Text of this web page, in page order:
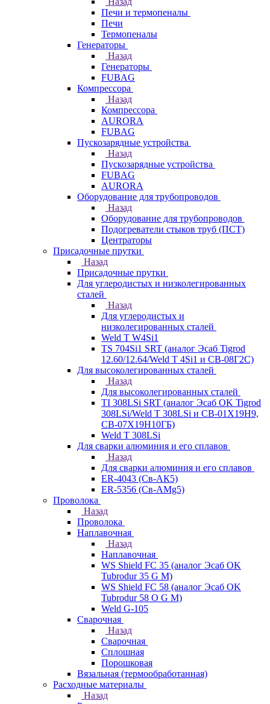
Печи и термопеналы
Печи
Термопеналы
Генераторы
Назад
Генераторы
FUBAG
Компрессора
Назад
Компрессора
AURORA
FUBAG
Пускозарядные устройства
Назад
Пускозарядные устройства
FUBAG
AURORA
Оборудование для трубопроводов
Назад
Оборудование для трубопроводов
Подогреватели стыков труб (ПСТ)
Центраторы
Присадочные прутки
Назад
Присадочные прутки
Для углеродистых и низколегированных
сталей
Назад
Для углеродистых и
низколегированных сталей
Weld T W4Si1
TS 704Si1 SRT (аналог Эсаб Tigrod
12.60/12.64/Weld T 4Si1 и СВ-08Г2С)
Для высоколегированных сталей
Назад
Для высоколегированных сталей
TI 308LSi SRT (аналог Эсаб OK Tigrod
308LSi/Weld T 308LSi и СВ-01Х19Н9,
СВ-07Х19Н10ГБ)
Weld T 308LSi
Для сварки алюминия и его сплавов
Назад
Для сварки алюминия и его сплавов
ER-4043 (Св-АК5)
ER-5356 (Св-АМg5)
Проволока
Назад
Проволока
Наплавочная
Назад
Наплавочная
WS Shield FC 35 (аналог Эсаб OK
Tubrodur 35 G M)
WS Shield FC 58 (аналог Эсаб OK
Tubrodur 58 O G M)
Weld G-105
Сварочная
Назад
Сварочная
Сплошная
Порошковая
Вязальная (термообработанная)
Расходные материалы
Назад